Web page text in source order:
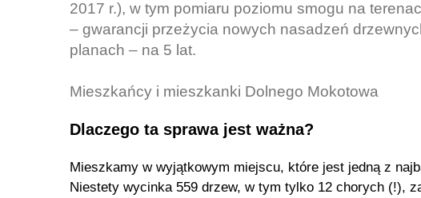
2017 r.), w tym pomiaru poziomu smogu na
– gwarancji przeżycia nowych nasadzeń
planach – na 5 lat.
Mieszkańcy i mieszkanki Dolnego Mokotowa
Dlaczego ta sprawa jest ważna?
Mieszkamy w wyjątkowym miejscu, które jest jedną z
Niestety wycinka 559 drzew, w tym tylko 12 chorych (!),